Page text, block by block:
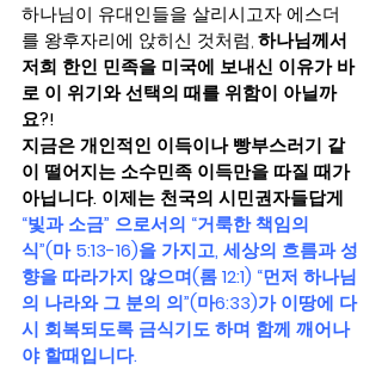
하나님이 유대인들을 살리시고자 에스더
를 왕후자리에 앉히신 것처럼, 하나님께서
저희 한인 민족을 미국에 보내신 이유가 바
로 이 위기와 선택의 때를 위함이 아닐까
요?!
지금은 개인적인 이득이나 빵부스러기 같
이 떨어지는 소수민족 이득만을 따질 때가
아닙니다. 이제는 천국의 시민권자들답게
“빛과 소금” 으로서의 “거룩한 책임의
식”(마 5:13-16)을 가지고, 세상의 흐름과 성
향을 따라가지 않으며(롬 12:1) “먼저 하나님
의 나라와 그 분의 의”(마6:33)가 이땅에 다
시 회복되도록 금식기도 하며 함께 깨어나
야 할때입니다.